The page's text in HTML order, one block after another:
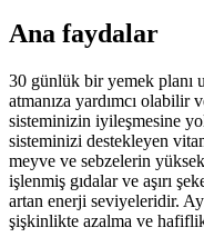
Ana faydalar
30 günlük bir yemek planı
atmanıza yardımcı
sisteminizin iyileşmesine
sisteminizi destekleyen
meyve ve sebzelerin
işlenmiş gıdalar ve aşırı
artan enerji seviyeleridir.
şişkinlikte azalma ve